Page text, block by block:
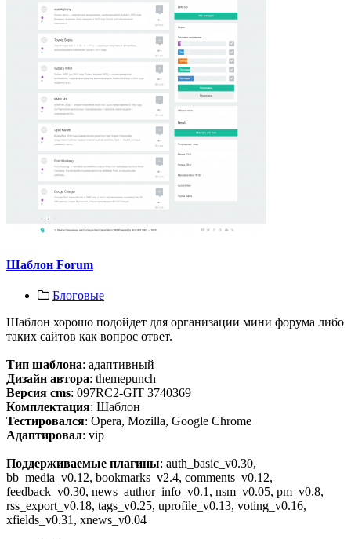
Шаблон Forum
Блоговые
Шаблон хорошо подойдет для организации мини форума либо
таких сайтов как вопрос ответ.
Тип шаблона: адаптивный
Дизайн автора: themepunch
Версия cms: 097RC2-GIT 3740369
Комплектация: Шаблон
Тестировался: Opera, Mozilla, Google Chrome
Адаптировал: vip
Поддерживаемые плагины: auth_basic_v0.30,
bb_media_v0.12, bookmarks_v2.4, comments_v0.12,
feedback_v0.30, news_author_info_v0.1, nsm_v0.05, pm_v0.8,
rss_export_v0.18, tags_v0.25, uprofile_v0.13, voting_v0.16,
xfields_v0.31, xnews_v0.04